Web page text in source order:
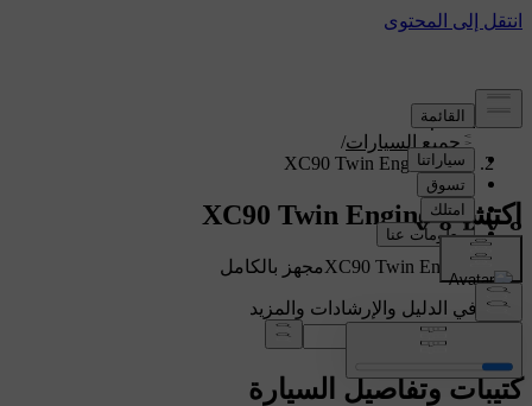
الدعم/
جميع السيارات/
XC90 Twin Engine 2020
اكتشف XC90 Twin Engine
عرض XC90 Twin Engineمجهز بالكامل
ابحث في الدليل والإرشادات والمزيد
كتيبات وتفاصيل السيارة